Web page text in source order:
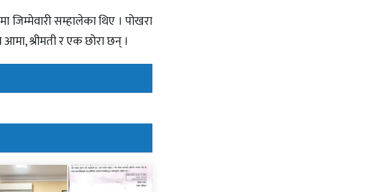
सम्हालेका थिए । पोखरा
श्रीमती र एक छोरा छन् ।